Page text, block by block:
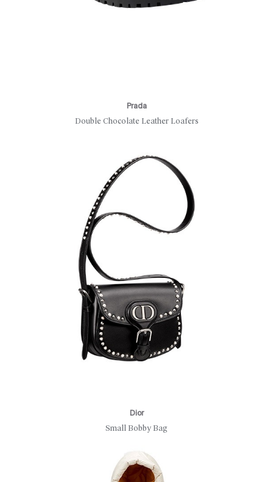
Prada
Double Chocolate Leather Loafers
Dior
Small Bobby Bag